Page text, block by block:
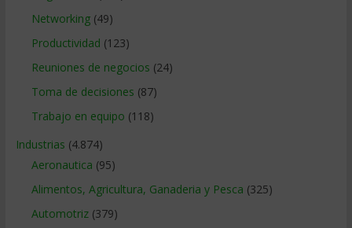
Networking(49)
Productividad (123)
Reuniones de negocios (24)
Toma de decisiones (87)
Trabajo en equipo (118)
Industrias (4.874)
Aeronautica (95)
Alimentos, Agricultura, Ganaderia y Pesca (325)
Automotriz(379)